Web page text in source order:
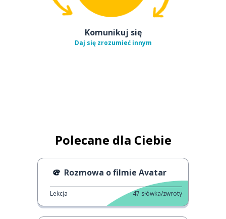
Komunikuj się
Daj się zrozumieć innym
Polecane dla Ciebie
Rozmowa o filmie Avatar
Lekcja 47 słówka/zwroty